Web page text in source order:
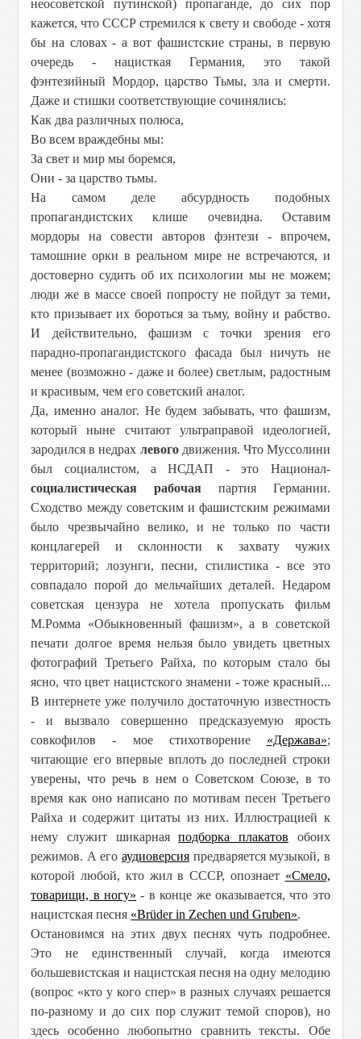
неосоветской путинской) пропаганде, до сих пор
кажется, что СССР стремился к свету и свободе - хотя
бы на словах - а вот фашистские страны, в первую
очередь - нацисткая Германия, это такой
фэнтезийный Мордор, царство Тьмы, зла и смерти.
Даже и стишки соответствующие сочинялись:
Как два различных полюса,
Во всем враждебны мы:
За свет и мир мы боремся,
Они - за царство тьмы.
На самом деле абсурдность подобных
пропагандистских клише очевидна. Оставим
мордоры на совести авторов фэнтези - впрочем,
тамошние орки в реальном мире не встречаются, и
достоверно судить об их психологии мы не можем;
люди же в массе своей попросту не пойдут за теми,
кто призывает их бороться за тьму, войну и рабство.
И действительно, фашизм с точки зрения его
парадно-пропагандистского фасада был ничуть не
менее (возможно - даже и более) светлым, радостным
и красивым, чем его советский аналог.
Да, именно аналог. Не будем забывать, что фашизм,
который ныне считают ультраправой идеологией,
зародился в недрах левогодвижения. Что Муссолини
был социалистом, а НСДАП - это Национал-
социалистическая рабочая партия Германии.
Сходство между советским и фашистским режимами
было чрезвычайно велико, и не только по части
концлагерей и склонности к захвату чужих
территорий; лозунги, песни, стилистика - все это
совпадало порой до мельчайших деталей. Недаром
советская цензура не хотела пропускать фильм
М.Ромма «Обыкновенный фашизм», а в советской
печати долгое время нельзя было увидеть цветных
фотографий Третьего Райха, по которым стало бы
ясно, что цвет нацистского знамени - тоже красный...
В интернете уже получило достаточную известность
- и вызвало совершенно предсказуемую ярость
совкофилов - мое стихотворение «Держава»;
читающие его впервые вплоть до последней строки
уверены, что речь в нем о Советском Союзе, в то
время как оно написано по мотивам песен Третьего
Райха и содержит цитаты из них. Иллюстрацией к
нему служит шикарнаяподборка плакатов обоих
режимов. А его аудиоверсия предваряется музыкой, в
которой любой, кто жил в СССР, опознает «Смело,
товарищи, в ногу» - в конце же оказывается, что это
нацистская песня «Brüder in Zechen und Gruben».
Остановимся на этих двух песнях чуть подробнее.
Это не единственный случай, когда имеются
большевистская и нацистская песня на одну мелодию
(вопрос «кто у кого спер» в разных случаях решается
по-разному и до сих пор служит темой споров), но
здесь особенно любопытно сравнить тексты. Обе